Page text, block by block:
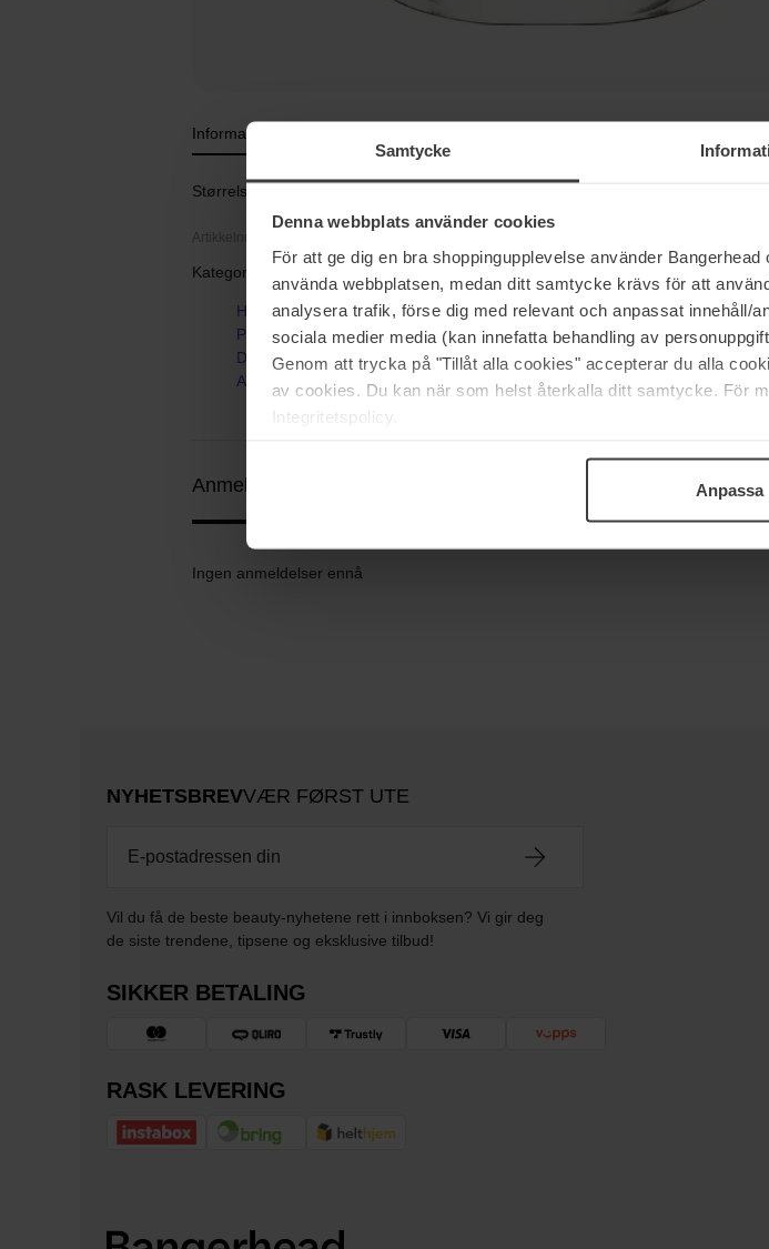
Samtycke
Denna webbplats använder cookies
För att ge dig en bra shoppingupplevelse använder
använda webbplatsen, medan ditt samtycke krävs för att
analysera trafik, förse dig med relevant och anpassat innehåll/
sociala medier media (kan innefatta behandling av
Genom att trycka på "Tillåt alla cookies" accepterar du alla
av cookies. Du kan när som helst återkalla ditt samtycke. För
Integritetspolicy.
Anpassa
Informasjon
Størrelse: 30 ml
Kategorier:
Hjem
Parfyme
Dameparfyme
AIR di Gioia
Anmeldelser (0)
Ingen anmeldelser ennå
NYHETSBREVVÆR FØRST UTE
Vil du få de beste beauty-nyhetene rett i innboksen? Vi gir deg
de siste trendene, tipsene og eksklusive tilbud!
SIKKER BETALING
RASK LEVERING